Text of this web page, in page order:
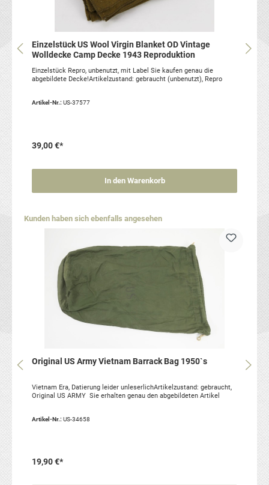
Einzelstück US Wool Virgin Blanket OD Vintage
Wolldecke Camp Decke 1943 Reproduktion
Einzelstück Repro, unbenutzt, mit Label Sie kaufen genau die
abgebildete Decke!Artikelzustand: gebraucht (unbenutzt), Repro
Artikel-Nr.: US-37577
39,00 €*
In den Warenkorb
Produktgalerie überspringen
Kunden haben sich ebenfalls angesehen
Original US Army Vietnam Barrack Bag 1950`s
Vietnam Era, Datierung leider unleserlichArtikelzustand: gebraucht,
Original US ARMY Sie erhalten genau den abgebildeten Artikel
Artikel-Nr.: US-34658
19,90 €*